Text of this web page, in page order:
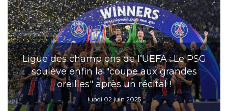
Ligue des champions de l’UEFA : Le PSG
soulève enfin la "coupe aux grandes
oreilles" après un récital !
lundi 02 juin 2025